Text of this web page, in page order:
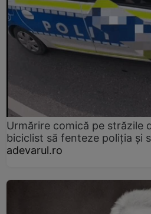
Urmărire comică pe străzile
biciclist să fenteze poliția și
adevarul.ro